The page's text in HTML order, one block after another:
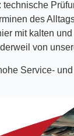
technische
des
mit kalten
von
Service-